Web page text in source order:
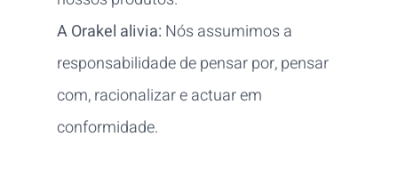
A Orakel alivia: Nós assumimos a
responsabilidade de pensar por, pensar
com, racionalizar e actuar em
conformidade.